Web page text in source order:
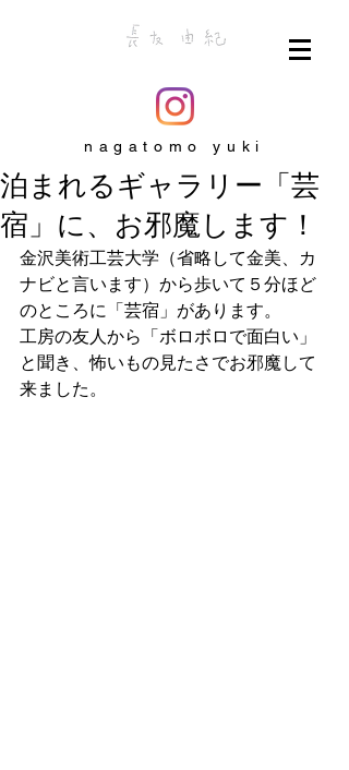
nagatomo yuki
泊まれるギャラリー「芸
宿」に、お邪魔します！
金沢美術工芸大学（省略して金美、カ
ナビと言います）から歩いて５分ほど
のところに「芸宿」があります。
工房の友人から「ボロボロで面白い」
と聞き、怖いもの見たさでお邪魔して
来ました。